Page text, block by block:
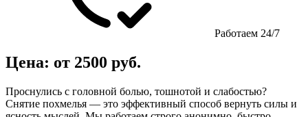
Работаем 24/7
Цена: от 2500 руб.
Проснулись с головной болью, тошнотой и слабостью?
Снятие похмелья — это эффективный способ вернуть силы и